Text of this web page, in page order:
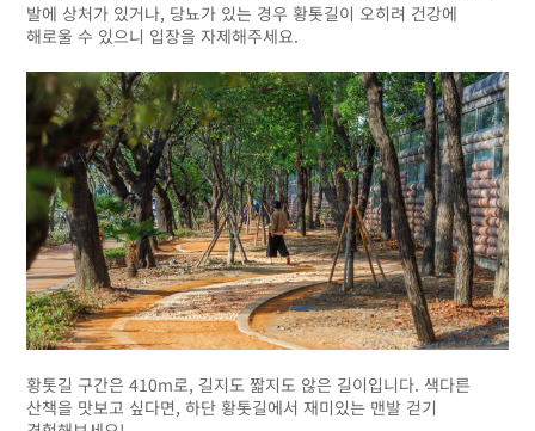
발에 상처가 있거나, 당뇨가 있는 경우 황톳길이 오히려 건강에
해로울 수 있으니 입장을 자제해주세요.
황톳길 구간은 410m로, 길지도 짧지도 않은 길이입니다. 색다른
산책을 맛보고 싶다면, 하단 황톳길에서 재미있는 맨발 걷기